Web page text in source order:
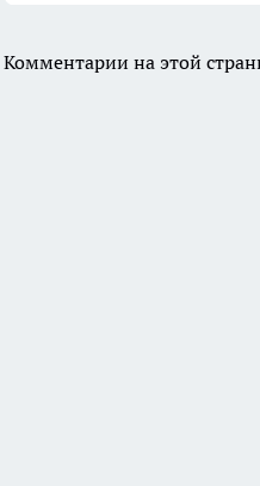
Комментарии на этой